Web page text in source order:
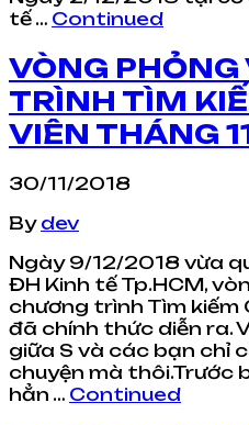
tế … Continued
VÒNG
TRÌNH TÌM
VIÊN THÁNG
30/11/2018
By dev
Ngày 9/12/2018 vừa
ĐH Kinh tế Tp.HCM,
chương trình Tìm kiếm
đã chính thức diễn ra.
giữa S và các bạn chỉ
chuyện mà thôi.Trước
hẳn … Continued